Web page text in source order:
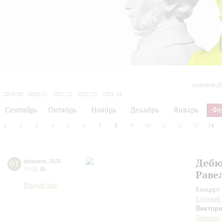
сегодня
2019/20
2020/21 2021/22 2022/23
2023/24
Сентябрь Октябрь Ноябрь Декабрь Январь
1 2 3 4 5 6 7 8 9 10 12 13 14
01 февраля 2026
19:00 Вс
Малый зал
Трепель